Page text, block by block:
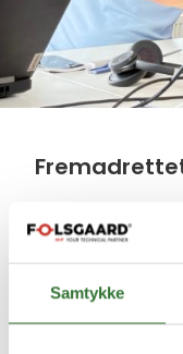
Samtykke
Vi vil fortsat
udledningen